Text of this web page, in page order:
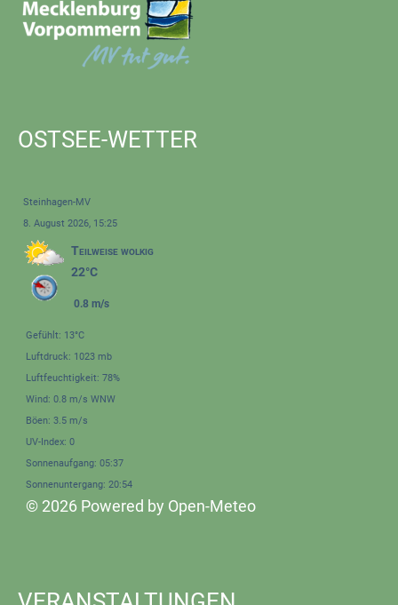
OSTSEE-WETTER
Steinhagen-MV
8. August 2026, 15:25
Teilweise wolkig
22°C
0.8 m/s
Gefühlt: 13°C
Luftdruck: 1023 mb
Luftfeuchtigkeit: 78%
Wind: 0.8 m/s WNW
Böen: 3.5 m/s
UV-Index: 0
Sonnenaufgang: 05:37
Sonnenuntergang: 20:54
© 2026 Powered by Open-Meteo